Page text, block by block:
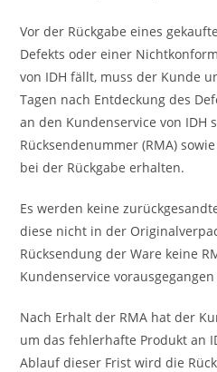
Vor der Rückgabe eines
Defekts oder einer
von IDH fällt, muss der Kunde
Tagen nach Entdeckung des
an den Kundenservice von IDH
Rücksendenummer (RMA)
bei der Rückgabe erhalten.
Es werden keine
diese nicht in der
Rücksendung der Ware keine
Kundenservice
Nach Erhalt der RMA hat der
um das fehlerhafte Produkt an
Ablauf dieser Frist wird die